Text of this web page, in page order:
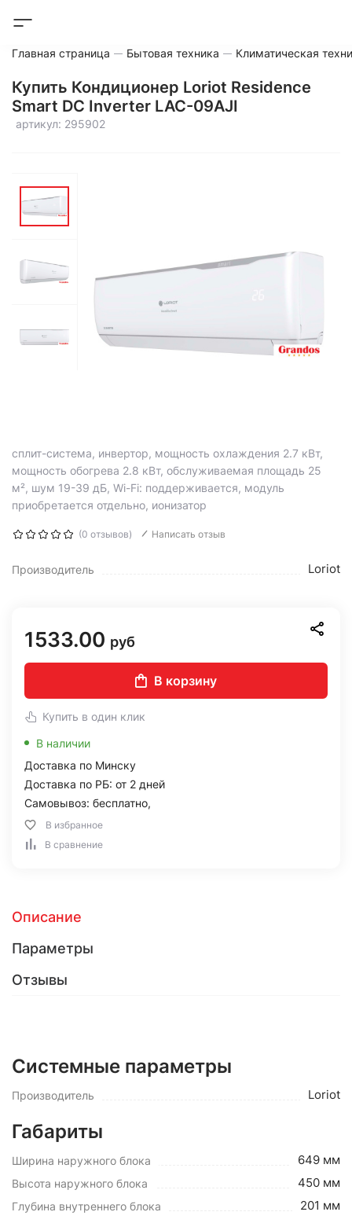
Главная страница Бытовая техника Климатическая
Купить Кондиционер Loriot Residence
Smart DC Inverter LAC-09AJI
артикул: 295902
сплит-система, инвертор, мощность охлаждения 2.7 кВт,
мощность обогрева 2.8 кВт, обслуживаемая площадь 25
м², шум 19-39 дБ, Wi-Fi: поддерживается, модуль
приобретается отдельно, ионизатор
(0 отзывов) Написать отзыв
Производитель Loriot
1533.00 руб
В корзину
Купить в один клик
В наличии
Доставка по Минску
Доставка по РБ: от 2 дней
Самовывоз: бесплатно,
В избранное
В сравнение
Описание
Параметры
Отзывы
Системные параметры
Производитель Loriot
Габариты
Ширина наружного блока 649 мм
Высота наружного блока 450 мм
Глубина внутреннего блока 201 мм